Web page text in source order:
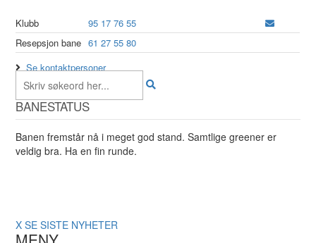
Klubb
95 17 76 55
Resepsjon bane 61 27 55 80
Se kontaktpersoner
BANESTATUS
Banen fremstår nå i meget god stand. Samtlige greener er
veldig bra. Ha en fin runde.
X SE SISTE NYHETER